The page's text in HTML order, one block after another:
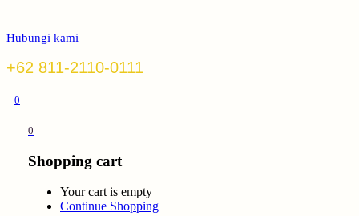
Hubungi kami
+62 811-2110-0111
0
0
Shopping cart
Your cart is empty
Continue Shopping